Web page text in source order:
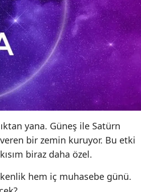
yana. Güneş ile Satürn
bir zemin kuruyor. Bu etki
biraz daha özel.
hem iç muhasebe günü.